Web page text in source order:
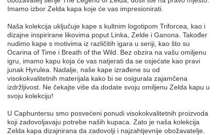
Imamo izbor Zelda kapa koje će vas impresionirati.
Naša kolekcija uključuje kape s kultnim logotipom Triforcea, kao i
dizajne inspirirane likovima poput Linka, Zelde i Ganona. Također
nudimo kape s motivima iz različitih igara u seriji, kao što su
Ocarina of Time i Breath of the Wild. Bez obzira na vašu omiljenu
igru, imamo kapu koja će vas natjerati da se osjećate kao pravi
junak Hyrulea. Nadalje, naše kape izrađene su od
visokokvalitetnih materijala kako bi se osigurala zajamčena
izdržljivost. Ne čekajte više da dodate svoju omiljenu Zelda kapu u
svoju kolekciju!
U Caphuntersu smo posvećeni ponudi visokokvalitetnih proizvoda
koji zadovoljavaju potrebe naših kupaca. Zato je naša kolekcija
Zelda kapa dizajnirana da zadovolji i najzahtjevnije obožavatelje.